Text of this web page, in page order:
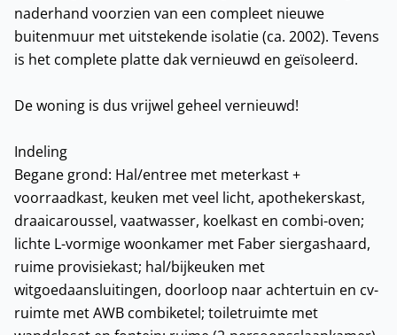
naderhand voorzien van een compleet nieuwe
buitenmuur met uitstekende isolatie (ca. 2002). Tevens
is het complete platte dak vernieuwd en geïsoleerd.
De woning is dus vrijwel geheel vernieuwd!
Indeling
Begane grond: Hal/entree met meterkast +
voorraadkast, keuken met veel licht, apothekerskast,
draaicaroussel, vaatwasser, koelkast en combi-oven;
lichte L-vormige woonkamer met Faber siergashaard,
ruime provisiekast; hal/bijkeuken met
witgoedaansluitingen, doorloop naar achtertuin en cv-
ruimte met AWB combiketel; toiletruimte met